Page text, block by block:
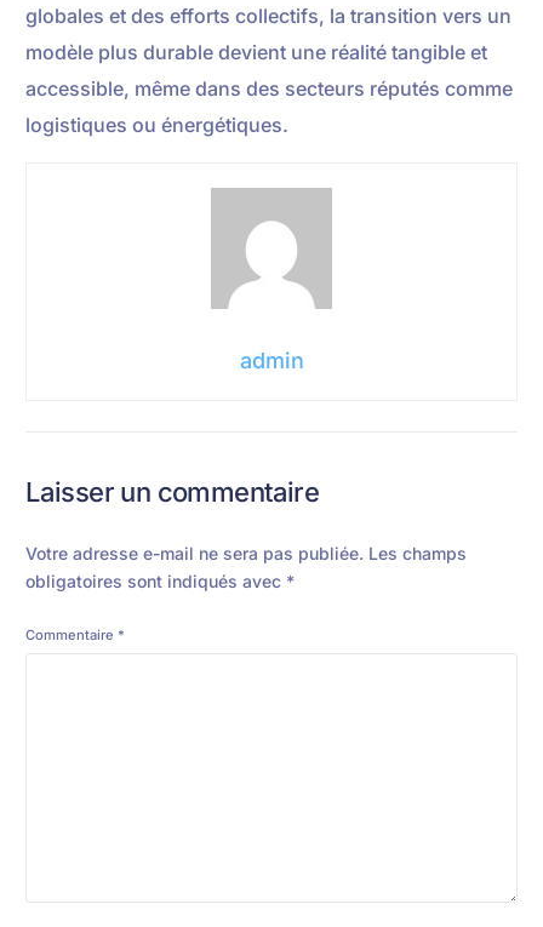
globales et des efforts collectifs, la transition vers un
modèle plus durable devient une réalité tangible et
accessible, même dans des secteurs réputés comme
logistiques ou énergétiques.
admin
Laisser un commentaire
Votre adresse e-mail ne sera pas publiée. Les champs
obligatoires sont indiqués avec *
Commentaire *